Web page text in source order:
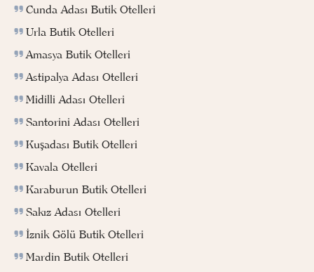
Cunda Adası Butik Otelleri
Urla Butik Otelleri
Amasya Butik Otelleri
Astipalya Adası Otelleri
Midilli Adası Otelleri
Santorini Adası Otelleri
Kuşadası Butik Otelleri
Kavala Otelleri
Karaburun Butik Otelleri
Sakız Adası Otelleri
İznik Gölü Butik Otelleri
Mardin Butik Otelleri